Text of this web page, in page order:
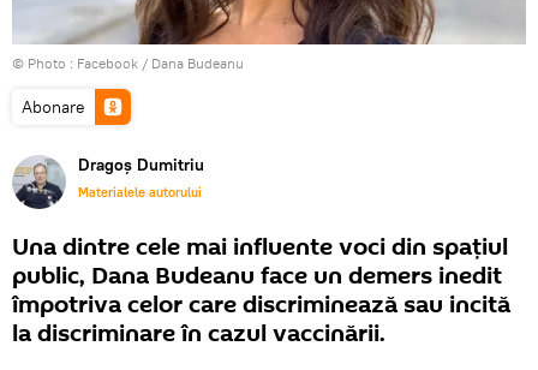
© Photo : Facebook / Dana Budeanu
Abonare
Dragoș Dumitriu
Materialele autorului
Una dintre cele mai influente voci din spațiul
public, Dana Budeanu face un demers inedit
împotriva celor care discriminează sau incită
la discriminare în cazul vaccinării.